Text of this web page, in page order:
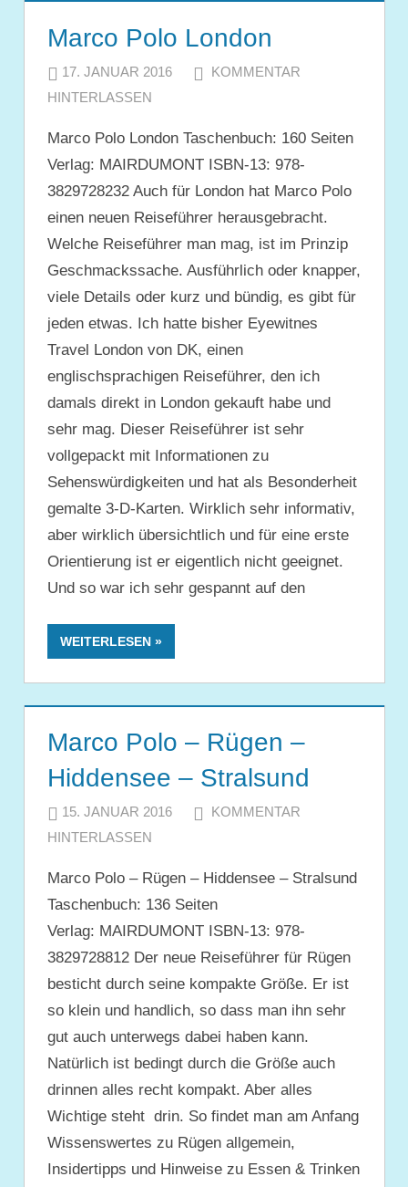
Marco Polo London
17. JANUAR 2016 JULIA
KOMMENTAR
HINTERLASSEN
Marco Polo London Taschenbuch: 160 Seiten
Verlag: MAIRDUMONT ISBN-13: 978-
3829728232 Auch für London hat Marco Polo
einen neuen Reiseführer herausgebracht.
Welche Reiseführer man mag, ist im Prinzip
Geschmackssache. Ausführlich oder knapper,
viele Details oder kurz und bündig, es gibt für
jeden etwas. Ich hatte bisher Eyewitnes
Travel London von DK, einen
englischsprachigen Reiseführer, den ich
damals direkt in London gekauft habe und
sehr mag. Dieser Reiseführer ist sehr
vollgepackt mit Informationen zu
Sehenswürdigkeiten und hat als Besonderheit
gemalte 3-D-Karten. Wirklich sehr informativ,
aber wirklich übersichtlich und für eine erste
Orientierung ist er eigentlich nicht geeignet.
Und so war ich sehr gespannt auf den
WEITERLESEN
Marco Polo – Rügen –
Hiddensee – Stralsund
15. JANUAR 2016 JULIA
KOMMENTAR
HINTERLASSEN
Marco Polo – Rügen – Hiddensee – Stralsund
Taschenbuch: 136 Seiten
Verlag: MAIRDUMONT ISBN-13: 978-
3829728812 Der neue Reiseführer für Rügen
besticht durch seine kompakte Größe. Er ist
so klein und handlich, so dass man ihn sehr
gut auch unterwegs dabei haben kann.
Natürlich ist bedingt durch die Größe auch
drinnen alles recht kompakt. Aber alles
Wichtige steht drin. So findet man am Anfang
Wissenswertes zu Rügen allgemein,
Insidertipps und Hinweise zu Essen & Trinken